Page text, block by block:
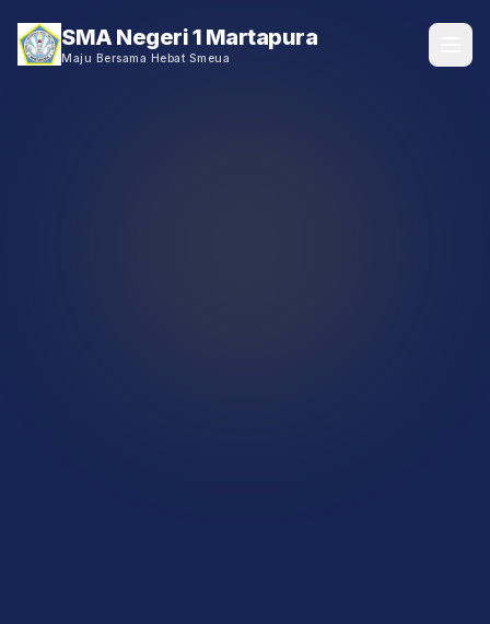
SMA Negeri 1 Martapura
Maju Bersama Hebat Smeua